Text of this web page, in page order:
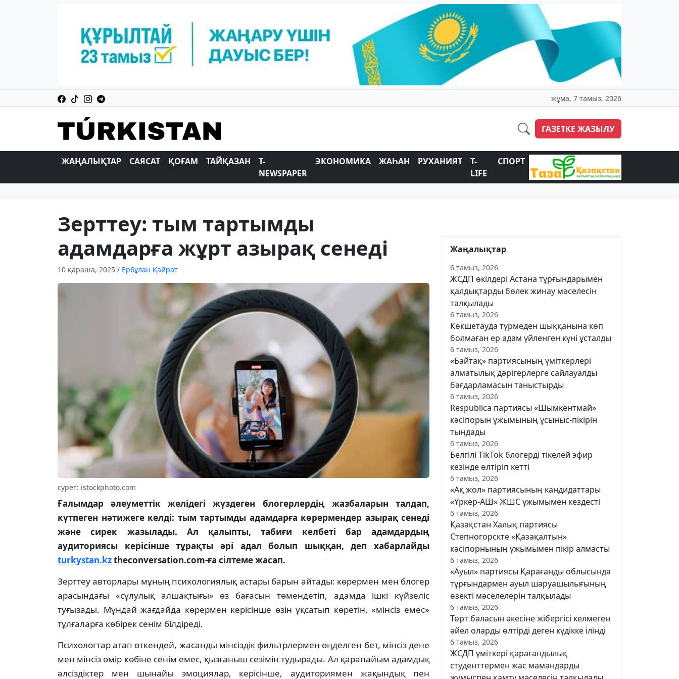
жұма, 7 тамыз, 2026
ГАЗЕТКЕ ЖАЗЫЛУ
ЖАҢАЛЫҚТАР САЯСАТ ҚОҒАМ ТАЙҚАЗАН
T-
NEWSPAPER
ЭКОНОМИКА ЖАҺАН РУХАНИЯТ
T-
LIFE
СПОРТ
Зерттеу: тым тартымды
адамдарға жұрт азырақ сенеді
10 қараша, 2025 / Ербұлан Қайрат
сурет: istockphoto.com
Ғалымдар әлеуметтік желідегі жүздеген блогерлердің жазбаларын талдап,
күтпеген нәтижеге келді: тым тартымды адамдарға көрермендер азырақ сенеді
және сирек жазылады. Ал қалыпты, табиғи келбеті бар адамдардың
аудиториясы керісінше тұрақты әрі адал болып шыққан, деп хабарлайды
turkystan.kztheconversation.com-ға сілтеме жасап.
Зерттеу авторлары мұның психологиялық астары барын айтады: көрермен мен блогер
арасындағы «сұлулық алшақтығы» өз бағасын төмендетіп, адамда ішкі күйзеліс
туғызады. Мұндай жағдайда көрермен керісінше өзін ұқсатып көретін, «мінсіз емес»
тұлғаларға көбірек сенім білдіреді.
Психологтар атап өткендей, жасанды мінсіздік фильтрлермен өңделген бет, мінсіз дене
мен мінсіз өмір көбіне сенім емес, қызғаныш сезімін тудырады. Ал қарапайым адамдық
әлсіздіктер мен шынайы эмоциялар, керісінше, аудиториямен жақындық пен
Жаңалықтар
6 тамыз, 2026
ЖСДП өкілдері Астана тұрғындарымен
қалдықтарды бөлек жинау мәселесін
талқылады
6 тамыз, 2026
Көкшетауда түрмеден шыққанына көп
болмаған ер адам үйленген күні ұсталды
6 тамыз, 2026
«Байтақ» партиясының үміткерлері
алматылық дәрігерлерге сайлауалды
бағдарламасын таныстырды
6 тамыз, 2026
Respublica партиясы «Шымкентмай»
кәсіпорын ұжымының ұсыныс-пікірін
тыңдады
6 тамыз, 2026
Белгілі TikTok блогерді тікелей эфир
кезінде өлтіріп кетті
6 тамыз, 2026
«Ақ жол» партиясының кандидаттары
«Үркер-АШ» ЖШС ұжымымен кездесті
6 тамыз, 2026
Қазақстан Халық партиясы
Степногорскте «Қазақалтын»
кәсіпорнының ұжымымен пікір алмасты
6 тамыз, 2026
«Ауыл» партиясы Қарағанды облысында
тұрғындармен ауыл шаруашылығының
өзекті мәселелерін талқылады
6 тамыз, 2026
Төрт баласын әкесіне жібергісі келмеген
әйел оларды өлтірді деген күдікке ілінді
6 тамыз, 2026
ЖСДП үміткері қарағандылық
студенттермен жас мамандарды